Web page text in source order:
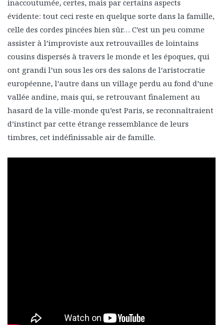
inaccoutumée, certes, mais par certains aspects
évidente: tout ceci reste en quelque sorte dans la famille,
celle des cordes pincées bien sûr… C’est un peu comme
assister à l’improviste aux retrouvailles de lointains
cousins dispersés à travers le monde et les époques, qui
ont grandi l’un sous les ors des salons de l’aristocratie
européenne, l’autre dans un village perdu au fond d’une
vallée andine, mais qui, se retrouvant finalement au
hasard de la ville-monde qu’est Paris, se reconnaîtraient
d’instinct par cette étrange ressemblance de leurs
timbres, cet indéfinissable air de famille.